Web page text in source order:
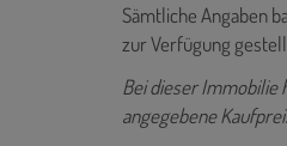
Sämtliche Angaben
zur Verfügung
Bei dieser Immobilie
angegebene